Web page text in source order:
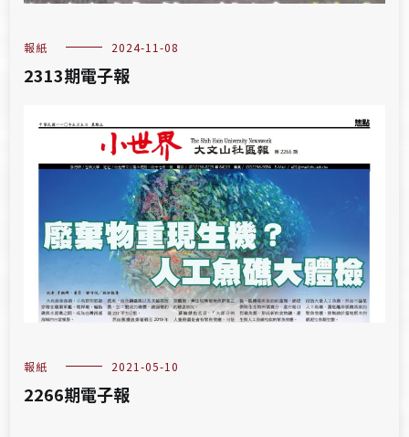
報紙 2024-11-08
2313期電子報
報紙 2021-05-10
2266期電子報